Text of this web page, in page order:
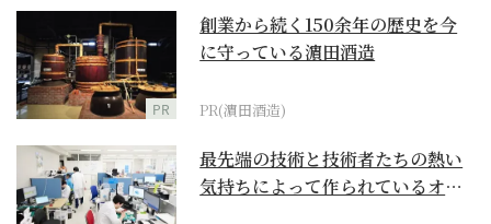
PR
創業から続く150余年の歴史を今
に守っている濵田酒造
PR(濵田酒造)
最先端の技術と技術者たちの熱い
気持ちによって作られているオー